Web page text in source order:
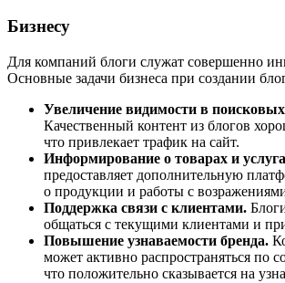
Бизнесу
Для компаний блоги служат совершенно
Основные задачи бизнеса при создании
Увеличение видимости в
Качественный контент из блогов
что привлекает трафик на сайт.
Информирование о товарах и
предоставляет дополнительную
о продукции и работы с
Поддержка связи с клиентами.
общаться с текущими клиентами и
Повышение узнаваемости бренда.
может активно распространяться по
что положительно сказывается на